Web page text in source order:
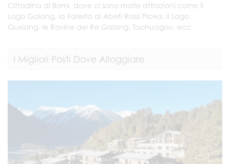
Cittadina di Bomi, dove ci sono molte attrazioni come il
Lago Galang, la Foresta di Abeti Rossi Picea, il Lago
Guxiang, le Rovine del Re Galang, Taohuagou, ecc.
I Migliori Posti Dove Alloggiare